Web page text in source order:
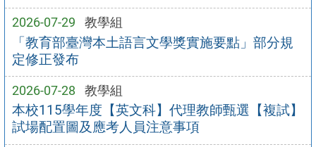
2026-07-29 教學組
「教育部臺灣本土語言文學獎實施要點」部分規
定修正發布
2026-07-28 教學組
本校115學年度【英文科】代理教師甄選【複試】
試場配置圖及應考人員注意事項